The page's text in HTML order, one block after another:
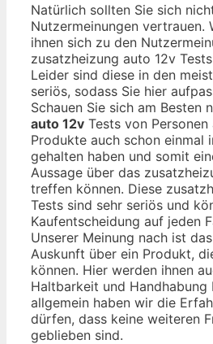
Natürlich sollten Sie sich
Nutzermeinungen vertrauen.
ihnen sich zu den
zusatzheizung auto 12v
Leider sind diese in den
seriös, sodass Sie hier
Schauen Sie sich am Besten
auto 12v Tests von
Produkte auch schon einmal
gehalten haben und somit
Aussage über das
treffen können. Diese
Tests sind sehr seriös und
Kaufentscheidung auf jeden
Unserer Meinung nach ist
Auskunft über ein Produkt,
können. Hier werden ihnen
Haltbarkeit und
allgemein haben wir die
dürfen, dass keine weiteren
geblieben sind.